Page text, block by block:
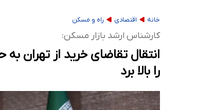
خانه اقتصادی راه و مسکن
کارشناس ارشد بازار مسکن:
انتقال تقاضای خرید از تهران
را بالا برد